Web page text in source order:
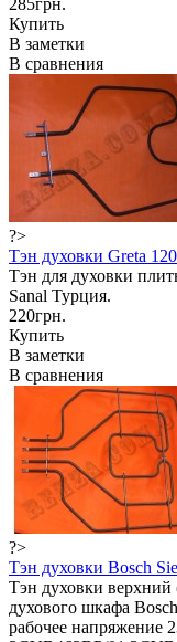
Купить
В заметки
В сравнения
?>
Тэн духовки Greta
Тэн для духовки
Sanal Турция.
220грн.
Купить
В заметки
В сравнения
?>
Тэн духовки Bosch
Тэн духовки верхний
духового шкафа
рабочее напряжение